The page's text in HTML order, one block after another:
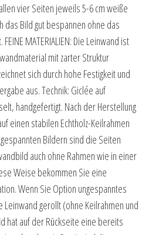
vier Seiten jeweils 5-6 cm weiße
das Bild gut bespannen ohne das
MATERIALIEN: Die Leinwand ist
mit zarter Struktur
sich durch hohe Festigkeit und
aus. Technik: Giclée auf
handgefertigt. Nach der Herstellung
einen stabilen Echtholz-Keilrahmen
Bildern sind die Seiten
auch ohne Rahmen wie in einer
Weise bekommen Sie eine
Wenn Sie Option ungespanntes
gerollt (ohne Keilrahmen und
hat auf der Rückseite eine bereits